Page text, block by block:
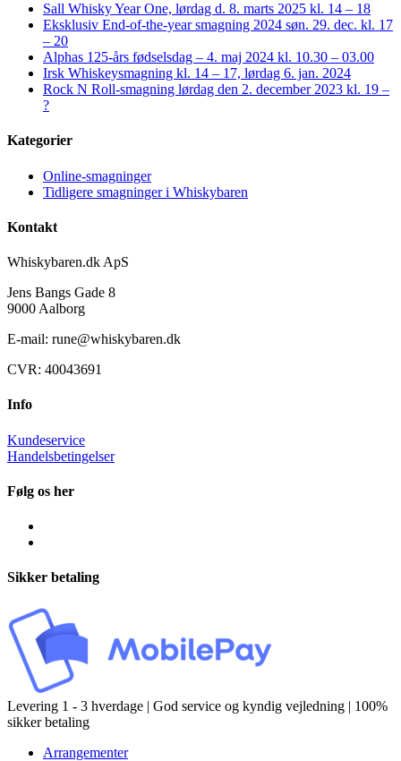
Sall Whisky Year One, lørdag d. 8. marts 2025 kl. 14 – 18
Eksklusiv End-of-the-year smagning 2024 søn. 29. dec. kl. 17
– 20
Alphas 125-års fødselsdag – 4. maj 2024 kl. 10.30 – 03.00
Irsk Whiskeysmagning kl. 14 – 17, lørdag 6. jan. 2024
Rock N Roll-smagning lørdag den 2. december 2023 kl. 19 –
?
Kategorier
Online-smagninger
Tidligere smagninger i Whiskybaren
Kontakt
Whiskybaren.dk ApS
Jens Bangs Gade 8
9000 Aalborg
E-mail: rune@whiskybaren.dk
CVR: 40043691
Info
Kundeservice
Handelsbetingelser
Følg os her
Sikker betaling
Levering 1 - 3 hverdage | God service og kyndig vejledning | 100%
sikker betaling
Arrangementer